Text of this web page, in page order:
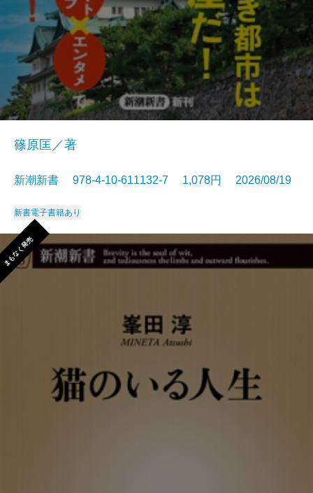
篠原匡／著
新潮新書 978-4-10-611132-7 1,078円 2026/08/19
新書電子書籍あり
まもなく発売